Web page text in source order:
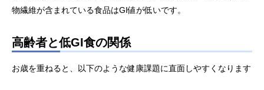
物繊維が含まれている食品はGI値が低いです。
高齢者と低GI食の関係
お歳を重ねると、以下のような健康課題に直面しやすくなります